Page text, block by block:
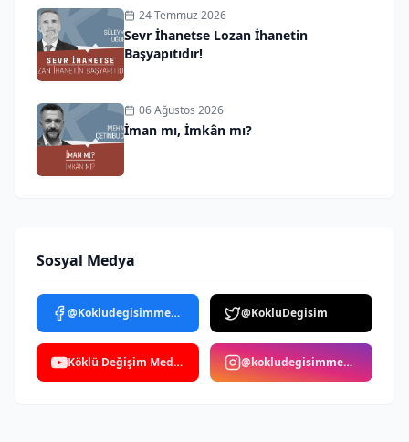
24 Temmuz 2026
Sevr İhanetse Lozan İhanetin
Başyapıtıdır!
06 Ağustos 2026
İman mı, İmkân mı?
Sosyal Medya
@Kokludegisimmedya @KokluDegisim
Köklü Değişim Medya @kokludegisimmedya